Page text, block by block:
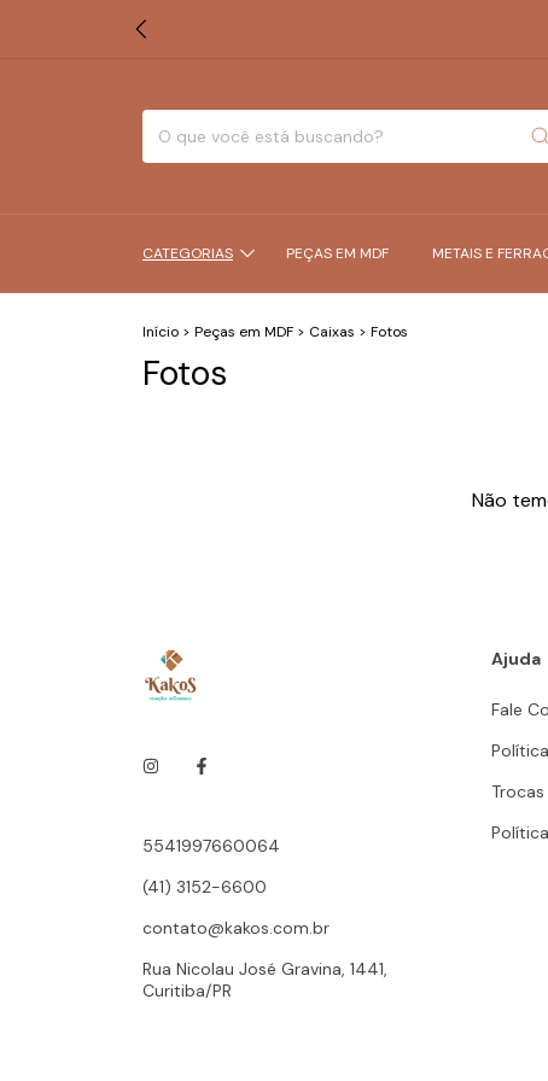
CATEGORIAS PEÇAS EM MDF METAIS E
Início > Peças em MDF > Caixas > Fotos
Fotos
Não
5541997660064
(41) 3152-6600
contato@kakos.com.br
Rua Nicolau José Gravina, 1441,
Curitiba/PR
Ajuda
Fale